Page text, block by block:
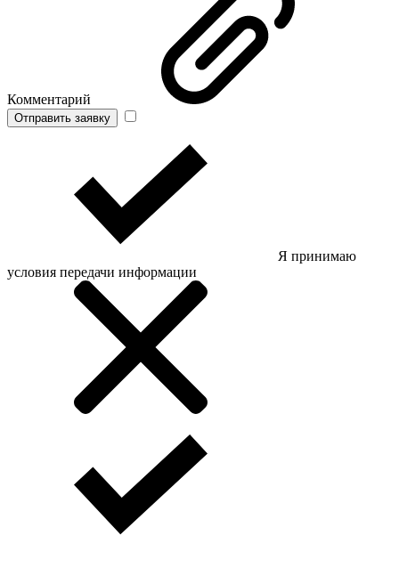
Комментарий
Отправить заявку
Я принимаю
условия передачи информации